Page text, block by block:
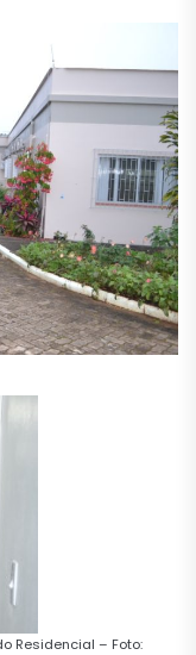
Residencial – Foto: